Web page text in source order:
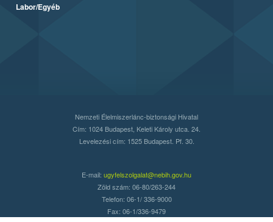
Labor/Egyéb
Nemzeti Élelmiszerlánc-biztonsági Hivatal
Cím: 1024 Budapest, Keleti Károly utca. 24.
Levelezési cím: 1525 Budapest. Pf. 30.
E-mail: ugyfelszolgalat@nebih.gov.hu
Zöld szám: 06-80/263-244
Telefon: 06-1/ 336-9000
Fax: 06-1/336-9479